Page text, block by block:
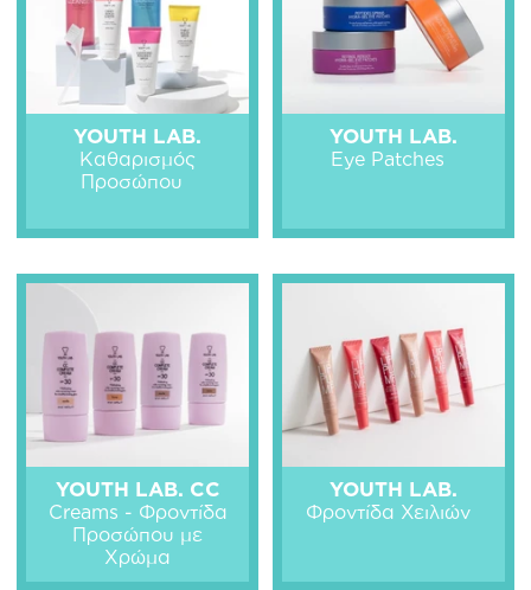
YOUTH LAB.
Καθαρισμός
YOUTH LAB.
YOUTH LAB. CC
Creams - Φροντίδα
Προσώπου με
Χρώμα
YOUTH LAB.